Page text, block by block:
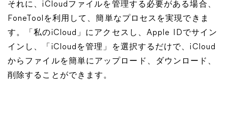
それに、iCloudファイルを管理する必要がある場合、
FoneToolを利用して、簡単なプロセスを実現できま
す。「私のiCloud」にアクセスし、Apple IDでサイン
インし、「iCloudを管理」を選択するだけで、iCloud
からファイルを簡単にアップロード、ダウンロード、
削除することができます。